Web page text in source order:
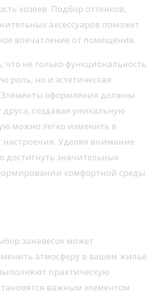
хозяев. Подбор оттенков,
аксессуаров поможет
впечатление от помещения.
не только функциональность
роль, но и эстетическая
оформления должны
друга, создавая уникальную
можно легко изменить в
настроения. Уделяя внимание
достигнуть значительных
комфортной среды.
занавесок может
атмосферу в вашем жилье.
практическую
важным элементом